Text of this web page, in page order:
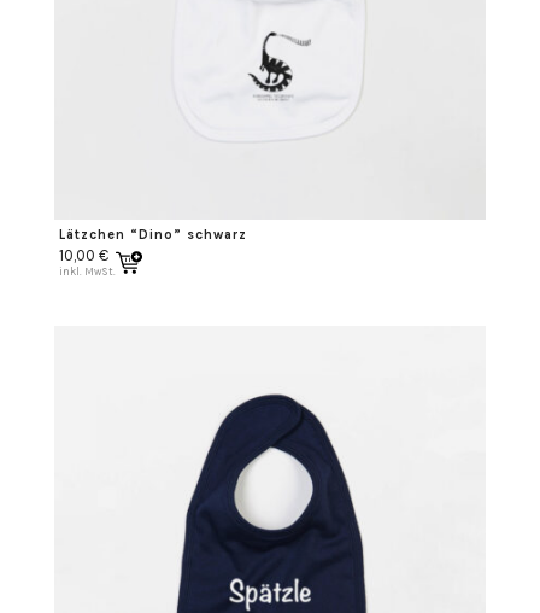
Lätzchen “Dino” schwarz
10,00 €
inkl. MwSt.